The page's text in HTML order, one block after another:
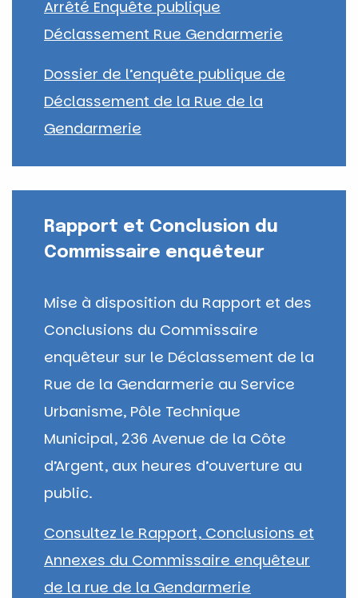
Arrêté Enquête publique
Déclassement Rue Gendarmerie
Dossier de l’enquête publique de
Déclassement de la Rue de la
Gendarmerie
Rapport et Conclusion du
Commissaire enquêteur
Mise à disposition du Rapport et des
Conclusions du Commissaire
enquêteur sur le Déclassement de la
Rue de la Gendarmerie au Service
Urbanisme, Pôle Technique
Municipal, 236 Avenue de la Côte
d’Argent, aux heures d’ouverture au
public.
Consultez le Rapport, Conclusions et
Annexes du Commissaire enquêteur
de la rue de la Gendarmerie